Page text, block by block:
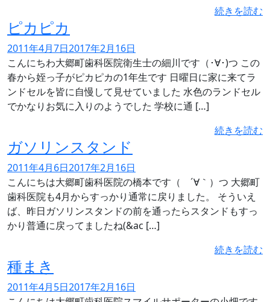
続きを読む
ピカピカ
2011年4月7日2017年2月16日
こんにちわ大郷町歯科医院衛生士の細川です（･∀･)つ この
春から姪っ子がピカピカの1年生です 日曜日に家に来てラ
ンドセルを皆に自慢して見せていました 水色のランドセル
でかなりお気に入りのようでした 学校に通 […]
続きを読む
ガソリンスタンド
2011年4月6日2017年2月16日
こんにちは大郷町歯科医院の橋本です（ ´∀｀）つ 大郷町
歯科医院も4月からすっかり通常に戻りました。 そういえ
ば、昨日ガソリンスタンドの前を通ったらスタンドもすっ
かり普通に戻ってましたね(&ac […]
続きを読む
種まき
2011年4月5日2017年2月16日